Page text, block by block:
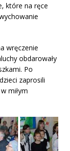
które na ręce
wręczenie
obdarowały
Po
zaprosili
miłym